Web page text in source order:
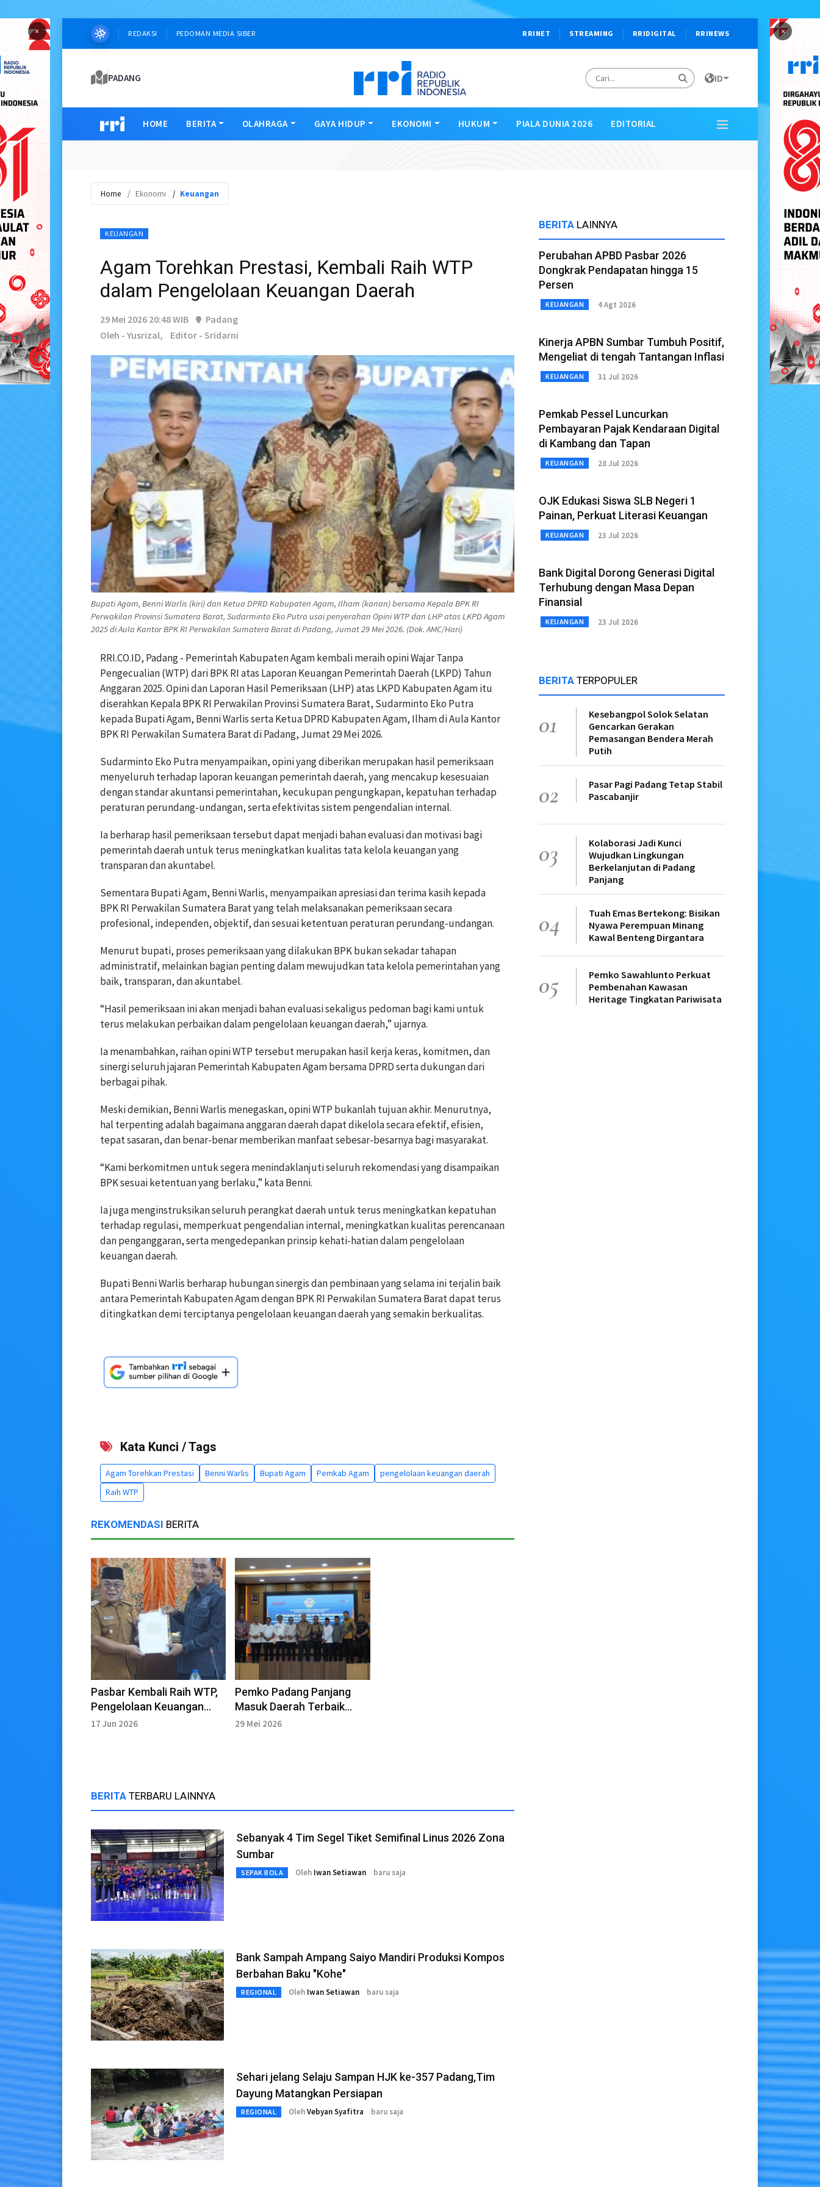
× ×
REDAKSI PEDOMAN MEDIA SIBER RRINET STREAMING RRIDIGITAL RRINEWS
PADANG ID
HOME BERITA OLAHRAGA GAYA HIDUP EKONOMI HUKUM PIALA DUNIA 2026 EDITORIAL
Home Ekonomi Keuangan
KEUANGAN
Agam Torehkan Prestasi, Kembali Raih WTP
dalam Pengelolaan Keuangan Daerah
29 Mei 2026 20:48 WIB
Padang
Oleh - Yusrizal,
Editor - Sridarni
Bupati Agam, Benni Warlis (kiri) dan Ketua DPRD Kabupaten Agam, Ilham (kanan) bersama Kepala BPK RI
Perwakilan Provinsi Sumatera Barat, Sudarminto Eko Putra usai penyerahan Opini WTP dan LHP atas LKPD Agam
2025 di Aula Kantor BPK RI Perwakilan Sumatera Barat di Padang, Jumat 29 Mei 2026. (Dok. AMC/Hari)
RRI.CO.ID, Padang - Pemerintah Kabupaten Agam kembali meraih opini Wajar Tanpa
Pengecualian (WTP) dari BPK RI atas Laporan Keuangan Pemerintah Daerah (LKPD) Tahun
Anggaran 2025. Opini dan Laporan Hasil Pemeriksaan (LHP) atas LKPD Kabupaten Agam itu
diserahkan Kepala BPK RI Perwakilan Provinsi Sumatera Barat, Sudarminto Eko Putra
kepada Bupati Agam, Benni Warlis serta Ketua DPRD Kabupaten Agam, Ilham di Aula Kantor
BPK RI Perwakilan Sumatera Barat di Padang, Jumat 29 Mei 2026.
Sudarminto Eko Putra menyampaikan, opini yang diberikan merupakan hasil pemeriksaan
menyeluruh terhadap laporan keuangan pemerintah daerah, yang mencakup kesesuaian
dengan standar akuntansi pemerintahan, kecukupan pengungkapan, kepatuhan terhadap
peraturan perundang-undangan, serta efektivitas sistem pengendalian internal.
Ia berharap hasil pemeriksaan tersebut dapat menjadi bahan evaluasi dan motivasi bagi
pemerintah daerah untuk terus meningkatkan kualitas tata kelola keuangan yang
transparan dan akuntabel.
Sementara Bupati Agam, Benni Warlis, menyampaikan apresiasi dan terima kasih kepada
BPK RI Perwakilan Sumatera Barat yang telah melaksanakan pemeriksaan secara
profesional, independen, objektif, dan sesuai ketentuan peraturan perundang-undangan.
Menurut bupati, proses pemeriksaan yang dilakukan BPK bukan sekadar tahapan
administratif, melainkan bagian penting dalam mewujudkan tata kelola pemerintahan yang
baik, transparan, dan akuntabel.
“Hasil pemeriksaan ini akan menjadi bahan evaluasi sekaligus pedoman bagi kami untuk
terus melakukan perbaikan dalam pengelolaan keuangan daerah,” ujarnya.
Ia menambahkan, raihan opini WTP tersebut merupakan hasil kerja keras, komitmen, dan
sinergi seluruh jajaran Pemerintah Kabupaten Agam bersama DPRD serta dukungan dari
berbagai pihak.
Meski demikian, Benni Warlis menegaskan, opini WTP bukanlah tujuan akhir. Menurutnya,
hal terpenting adalah bagaimana anggaran daerah dapat dikelola secara efektif, efisien,
tepat sasaran, dan benar-benar memberikan manfaat sebesar-besarnya bagi masyarakat.
“Kami berkomitmen untuk segera menindaklanjuti seluruh rekomendasi yang disampaikan
BPK sesuai ketentuan yang berlaku,” kata Benni.
Ia juga menginstruksikan seluruh perangkat daerah untuk terus meningkatkan kepatuhan
terhadap regulasi, memperkuat pengendalian internal, meningkatkan kualitas perencanaan
dan penganggaran, serta mengedepankan prinsip kehati-hatian dalam pengelolaan
keuangan daerah.
Bupati Benni Warlis berharap hubungan sinergis dan pembinaan yang selama ini terjalin baik
antara Pemerintah Kabupaten Agam dengan BPK RI Perwakilan Sumatera Barat dapat terus
ditingkatkan demi terciptanya pengelolaan keuangan daerah yang semakin berkualitas.
Kata Kunci / Tags
Agam Torehkan Prestasi Benni Warlis Bupati Agam Pemkab Agam
pengelolaan keuangan daerah
Raih WTP
REKOMENDASI BERITA
Pasbar Kembali Raih WTP,
Pengelolaan Keuangan
Makin Baik
17 Jun 2026
Pemko Padang Panjang
Masuk Daerah Terbaik
Tindak Lanjut Hasil BPK
29 Mei 2026
BERITA TERBARU LAINNYA
Sebanyak 4 Tim Segel Tiket Semifinal Linus 2026 Zona
Sumbar
SEPAK BOLA Oleh Iwan Setiawan baru saja
Bank Sampah Ampang Saiyo Mandiri Produksi Kompos
Berbahan Baku "Kohe"
REGIONAL Oleh Iwan Setiawan baru saja
Sehari jelang Selaju Sampan HJK ke-357 Padang,Tim
Dayung Matangkan Persiapan
REGIONAL OlehVebyan Syafitra baru saja
BERITA LAINNYA
Perubahan APBD Pasbar 2026
Dongkrak Pendapatan hingga 15
Persen
KEUANGAN 4 Agt 2026
Kinerja APBN Sumbar Tumbuh Positif,
Mengeliat di tengah Tantangan Inflasi
KEUANGAN 31 Jul 2026
Pemkab Pessel Luncurkan
Pembayaran Pajak Kendaraan Digital
di Kambang dan Tapan
KEUANGAN 28 Jul 2026
OJK Edukasi Siswa SLB Negeri 1
Painan, Perkuat Literasi Keuangan
KEUANGAN 23 Jul 2026
Bank Digital Dorong Generasi Digital
Terhubung dengan Masa Depan
Finansial
KEUANGAN 23 Jul 2026
BERITA TERPOPULER
01
Kesebangpol Solok Selatan
Gencarkan Gerakan
Pemasangan Bendera Merah
Putih
02
Pasar Pagi Padang Tetap Stabil
Pascabanjir
03
Kolaborasi Jadi Kunci
Wujudkan Lingkungan
Berkelanjutan di Padang
Panjang
04
Tuah Emas Bertekong: Bisikan
Nyawa Perempuan Minang
Kawal Benteng Dirgantara
05
Pemko Sawahlunto Perkuat
Pembenahan Kawasan
Heritage Tingkatan Pariwisata